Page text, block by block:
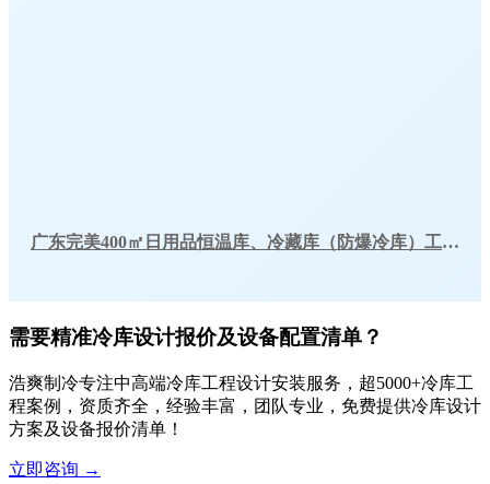
广东完美400㎡日用品恒温库、冷藏库（防爆冷库）工程建造方案
需要精准冷库设计报价及设备配置清单？
浩爽制冷专注中高端冷库工程设计安装服务，超5000+冷库工
程案例，资质齐全，经验丰富，团队专业，免费提供冷库设计
方案及设备报价清单！
立即咨询 →